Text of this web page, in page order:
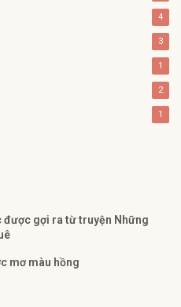
4
3
1
2
1
được gợi ra từ truyện Những
mơ màu hồng